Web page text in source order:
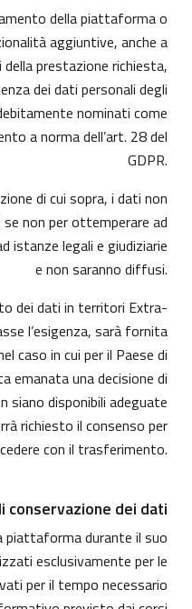
della piattaforma o
aggiuntive, anche a
prestazione richiesta,
dei dati personali degli
nominati come
a norma dell’art. 28 del
GDPR.
di cui sopra, i dati non
non per ottemperare ad
istanze legali e giudiziarie
e non saranno diffusi.
dei dati in territori Extra-
l’esigenza, sarà fornita
caso in cui per il Paese di
emanata una decisione di
siano disponibili adeguate
richiesto il consenso per
con il trasferimento.
conservazione dei dati
piattaforma durante il suo
esclusivamente per le
per il tempo necessario